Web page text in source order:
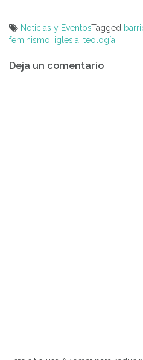
Noticias y EventosTagged
feminismo, iglesia, teología
de
Deja un comentario